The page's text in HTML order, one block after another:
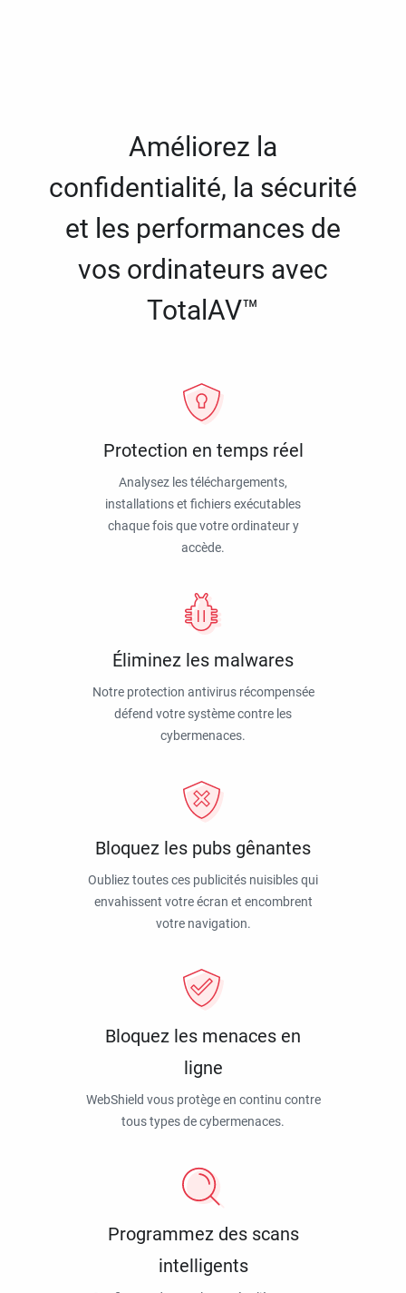
Améliorez la
confidentialité, la sécurité
et les performances de
vos ordinateurs avec
TotalAV™
Protection en temps réel
Analysez les téléchargements,
installations et fichiers exécutables
chaque fois que votre ordinateur y
accède.
Éliminez les malwares
Notre protection antivirus récompensée
défend votre système contre les
cybermenaces.
Bloquez les pubs gênantes
Oubliez toutes ces publicités nuisibles qui
envahissent votre écran et encombrent
votre navigation.
Bloquez les menaces en
ligne
WebShield vous protège en continu contre
tous types de cybermenaces.
Programmez des scans
intelligents